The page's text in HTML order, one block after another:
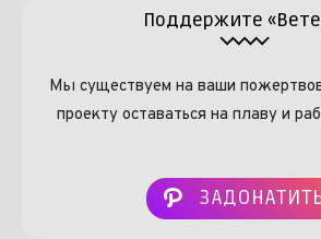
Поддержите
Мы существуем на ваши
проекту оставаться на плаву и